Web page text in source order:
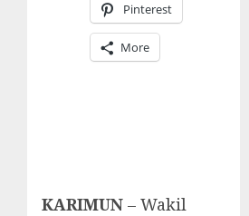
Pinterest
More
KARIMUN – Wakil